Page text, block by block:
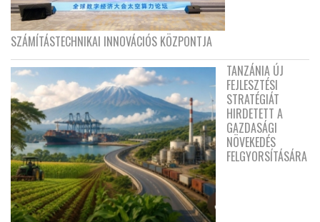
SZÁMÍTÁSTECHNIKAI INNOVÁCIÓS KÖZPONTJA
TANZÁNIA ÚJ
FEJLESZTÉSI
STRATÉGIÁT
HIRDETETT A
GAZDASÁGI
NÖVEKEDÉS
FELGYORSÍTÁSÁRA